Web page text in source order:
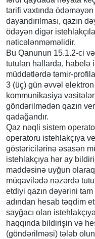
tarifi vaxtında
dayandırılması, qazın
ödəyən digər
nəticələnməməlidir.
Bu Qanunun 15.1.2-ci
tutulan hallarda, habelə
müddətlərdə təmir-
3 (üç) gün əvvəl
kommunikasiya
göndərilmədən qazın
qadağandır.
Qaz nəqli sistem
operatoru istehlakçıya
göstəricilərinə əsasən
istehlakçıya hər ay
maddəsinə uyğun olaraq
müqavilədə nəzərdə
etdiyi qazın dəyərini tam
adından hesab təqdim
sayğacı olan
haqqında bildirişin və
(göndərilməsi) tələb